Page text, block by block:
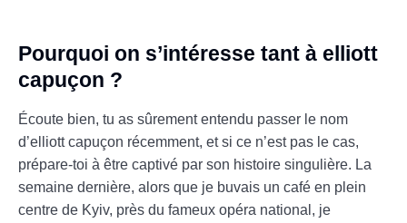
Pourquoi on s’intéresse tant à elliott
capuçon ?
Écoute bien, tu as sûrement entendu passer le nom
d’elliott capuçon récemment, et si ce n’est pas le cas,
prépare-toi à être captivé par son histoire singulière. La
semaine dernière, alors que je buvais un café en plein
centre de Kyiv, près du fameux opéra national, je